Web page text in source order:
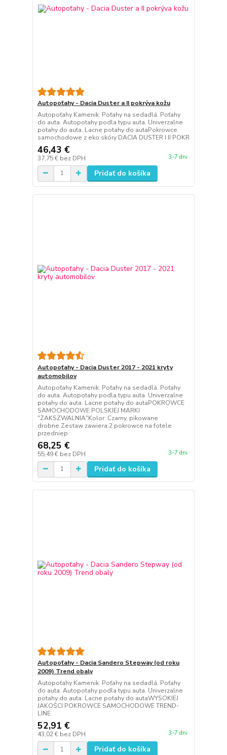
Autopoťahy - Dacia Duster a II pokrýva kožu
Autopoťahy Kamenik. Poťahy na sedadlá. Poťahy
do auta. Autopotahy podla typu auta. Univerzalne
potahy do auta. Lacne potahy do autaPokrowce
samochodowe z eko skóry DACIA DUSTER I II POKR
46,43 €
37,75 € bez DPH 3-7 dni
Pridať do košíka
Autopoťahy - Dacia Duster 2017 - 2021 kryty
automobilov
Autopoťahy Kamenik. Poťahy na sedadlá. Poťahy
do auta. Autopotahy podla typu auta. Univerzalne
potahy do auta. Lacne potahy do autaPOKROWCE
SAMOCHODOWE POLSKIEJ MARKI
"ZAKSZWALNIA"Kolor: Czarny, pikowane
drobne.Zestaw zawiera:2 pokrowce na fotele
przedniep
68,25 €
55,49 € bez DPH 3-7 dni
Pridať do košíka
Autopoťahy - Dacia Sandero Stepway (od roku
2009) Trend obaly
Autopoťahy Kamenik. Poťahy na sedadlá. Poťahy
do auta. Autopotahy podla typu auta. Univerzalne
potahy do auta. Lacne potahy do autaWYSOKIEJ
JAKOŚCI POKROWCE SAMOCHODOWE TREND-
LINE
52,91 €
43,02 € bez DPH 3-7 dni
Pridať do košíka